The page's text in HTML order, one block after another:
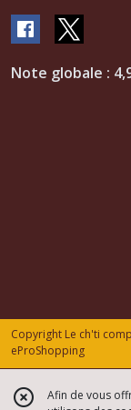
Note globale :
Copyright Le ch'ti
eProShopping
Afin de vous